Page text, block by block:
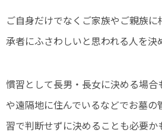
ご自身だけでなくご家族やご親族
承者にふさわしいと思われる人を決
慣習として長男・長女に決める場
や遠隔地に住んでいるなどでお墓
習で判断せずに決めることも必要か